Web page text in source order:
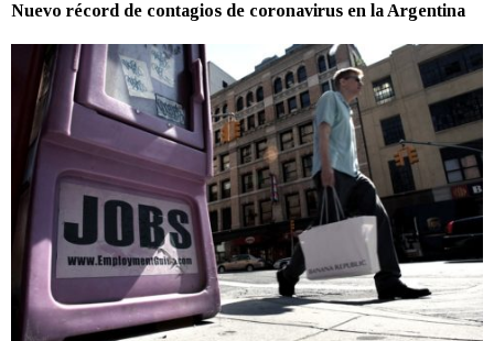
Nuevo récord de contagios de coronavirus en la Argentina